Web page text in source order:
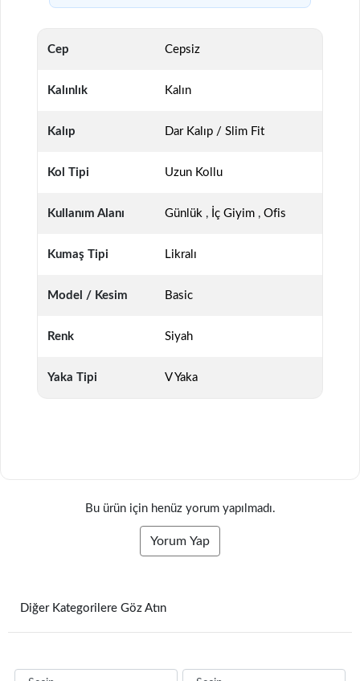
Cep Cepsiz
Kalınlık Kalın
Kalıp Dar Kalıp / Slim Fit
Kol Tipi Uzun Kollu
Kullanım Alanı Günlük , İç Giyim , Ofis
Kumaş Tipi Likralı
Model / Kesim Basic
Renk Siyah
Yaka Tipi V Yaka
Bu ürün için henüz yorum yapılmadı.
Yorum Yap
Diğer Kategorilere Göz Atın